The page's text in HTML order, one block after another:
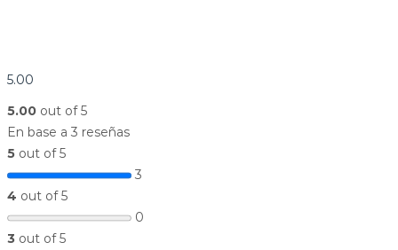
5.00
5.00 out of 5
En base a 3 reseñas
5 out of 5
3
4 out of 5
0
3 out of 5